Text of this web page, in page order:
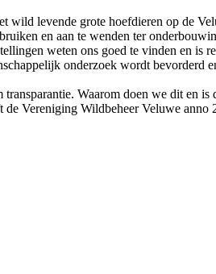
levende grote hoefdieren op de
en aan te wenden ter
weten ons goed te vinden en is
onderzoek wordt bevorderd
Waarom doen we dit en
Vereniging Wildbeheer Veluwe anno